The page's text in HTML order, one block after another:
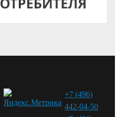
+7 (496)
442-04-50